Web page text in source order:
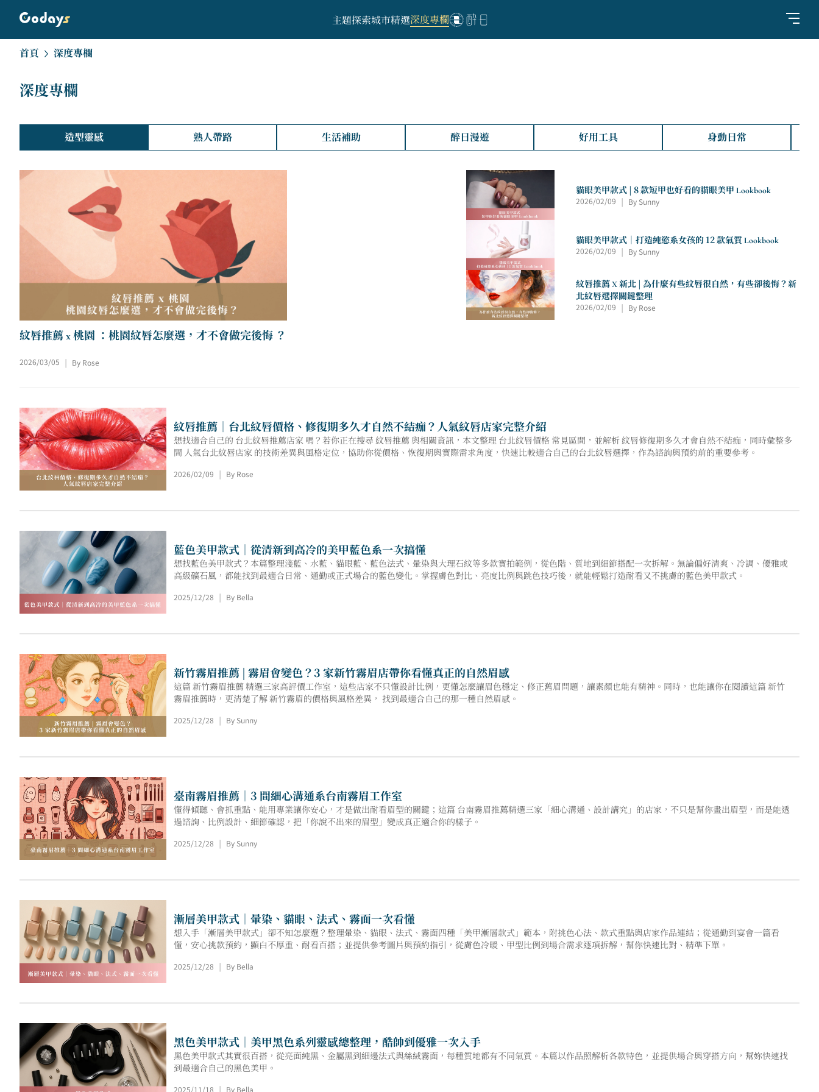
主題探索城市精選深度專欄
首頁 深度專欄
深度專欄
造型靈感 熟人帶路 生活補助 醉日漫遊 好用工具 身動日常
紋唇推薦 x 桃園 ：桃園紋唇怎麼選，才不會做完後悔 ？
2026/03/05 By Rose
貓眼美甲款式 | 8 款短甲也好看的貓眼美甲 Lookbook
2026/02/09
By Sunny
貓眼美甲款式｜打造純慾系女孩的 12 款氣質 Lookbook
2026/02/09
By Sunny
紋唇推薦 X 新北 | 為什麼有些紋唇很自然，有些卻後悔？新
北紋唇選擇關鍵整理
2026/02/09
By Rose
紋唇推薦｜台北紋唇價格、修復期多久才自然不結痂？人氣紋唇店家完整介紹
想找適合自己的 台北紋唇推薦店家 嗎？若你正在搜尋 紋唇推薦 與相關資訊，本文整理 台北紋唇價格 常見區間，並解析 紋唇修復期多久才會自然不結痂，同時彙整多
間 人氣台北紋唇店家 的技術差異與風格定位，協助你從價格、恢復期與實際需求角度，快速比較適合自己的台北紋唇選擇，作為諮詢與預約前的重要參考。
2026/02/09
By Rose
藍色美甲款式｜從清新到高冷的美甲藍色系一次搞懂
想找藍色美甲款式？本篇整理淺藍、水藍、貓眼藍、藍色法式、暈染與大理石紋等多款實拍範例，從色階、質地到細節搭配一次拆解。無論偏好清爽、冷調、優雅或
高級礦石風，都能找到最適合日常、通勤或正式場合的藍色變化。掌握膚色對比、亮度比例與跳色技巧後，就能輕鬆打造耐看又不挑膚的藍色美甲款式。
2025/12/28
By Bella
新竹霧眉推薦 | 霧眉會變色？3 家新竹霧眉店帶你看懂真正的自然眉感
這篇 新竹霧眉推薦 精選三家高評價工作室，這些店家不只懂設計比例，更懂怎麼讓眉色穩定、修正舊眉問題，讓素顏也能有精神。同時，也能讓你在閱讀這篇 新竹
霧眉推薦時，更清楚了解 新竹霧眉的價格與風格差異， 找到最適合自己的那一種自然眉感。
2025/12/28
By Sunny
臺南霧眉推薦｜3 間細心溝通系台南霧眉工作室
懂得傾聽、會抓重點、能用專業讓你安心，才是做出耐看眉型的關鍵；這篇 台南霧眉推薦精選三家「細心溝通、設計講究」的店家，不只是幫你畫出眉型，而是能透
過諮詢、比例設計、細節確認，把「你說不出來的眉型」變成真正適合你的樣子。
2025/12/28
By Sunny
漸層美甲款式｜暈染、貓眼、法式、霧面一次看懂
想入手「漸層美甲款式」卻不知怎麼選？整理暈染、貓眼、法式、霧面四種「美甲漸層款式」範本，附挑色心法、款式重點與店家作品連結；從通勤到宴會一篇看
懂，安心挑款預約，顯白不厚重、耐看百搭；並提供參考圖片與預約指引，從膚色冷暖、甲型比例到場合需求逐項拆解，幫你快速比對、精準下單。
2025/12/28
By Bella
黑色美甲款式｜美甲黑色系列靈感總整理，酷帥到優雅一次入手
黑色美甲款式其實很百搭，從亮面純黑、金屬黑到細邊法式與絲絨霧面，每種質地都有不同氣質。本篇以作品照解析各款特色，並提供場合與穿搭方向，幫妳快速找
到最適合自己的黑色美甲。
2025/11/18
By Bella